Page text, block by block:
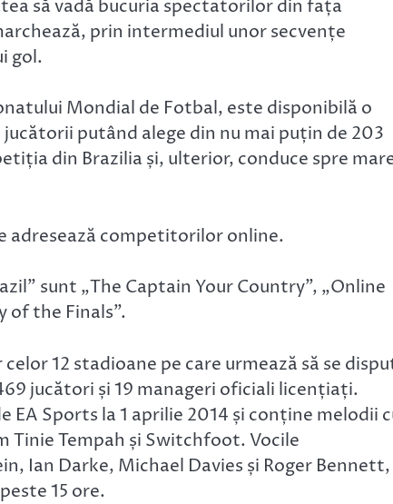
să vadă bucuria spectatorilor din fața
prin intermediul unor secvențe
gol.
Mondial de Fotbal, este disponibilă o
putând alege din nu mai puțin de 203
din Brazilia și, ulterior, conduce spre
adresează competitorilor online.
sunt „The Captain Your Country”, „Online
of the Finals”.
12 stadioane pe care urmează să se
jucători și 19 manageri oficiali licențiați.
EA Sports la 1 aprilie 2014 și conține melodii
Tempah și Switchfoot. Vocile
Ian Darke, Michael Davies și Roger Bennett,
15 ore.